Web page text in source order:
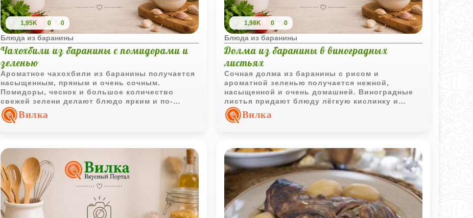
1,95K 0 0
Блюда из баранины
Чахохбили из баранины с помидорами и
зеленью
Ароматное чахохбили из баранины получается
насыщенным, пряным и очень сочным.
Помидоры, чеснок и большое количество
свежей зелени делают блюдо ярким и по-
настоящему домашним.
Вилка
1,98K 0 0
Блюда из баранины
Долма из баранины в виноградных
листьях
Сочная долма из баранины с рисом и
ароматной зеленью получается нежной,
насыщенной и очень домашней. Виноградные
листья придают блюду лёгкую кислинку и
особый восточный аромат.
Вилка